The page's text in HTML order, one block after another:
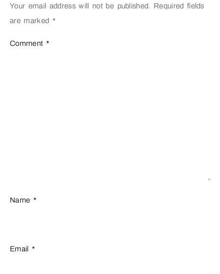
Your email address will not be published. Required fields
are marked *
Comment *
Name *
Email *